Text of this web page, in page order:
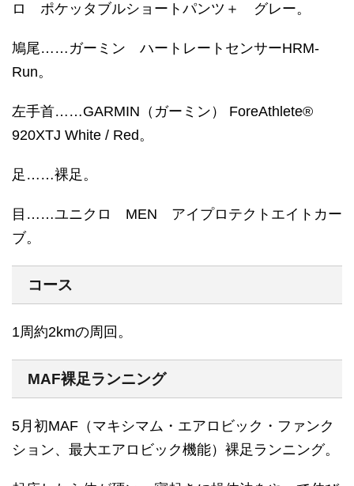
ロ ポケッタブルショートパンツ＋ グレー。
鳩尾……ガーミン ハートレートセンサーHRM-
Run。
左手首……GARMIN（ガーミン） ForeAthlete®
920XTJ White / Red。
足……裸足。
目……ユニクロ MEN アイプロテクトエイトカー
ブ。
コース
1周約2kmの周回。
MAF裸足ランニング
5月初MAF（マキシマム・エアロビック・ファンク
ション、最大エアロビック機能）裸足ランニング。